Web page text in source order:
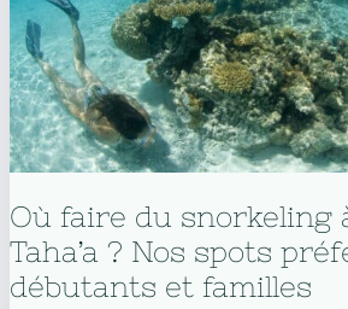
Où faire du snorkeling
Taha’a ? Nos spots
débutants et familles